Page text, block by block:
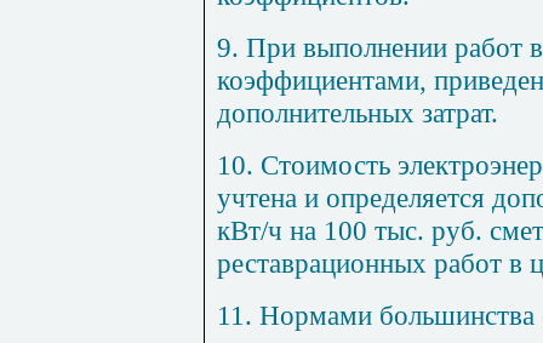
9. При выполнении работ
коэффициентами,
дополнительных затрат.
10. Стоимость
учтена и определяется
кВт/ч на 100 тыс. руб.
реставрационных работ в
11. Нормами большинства